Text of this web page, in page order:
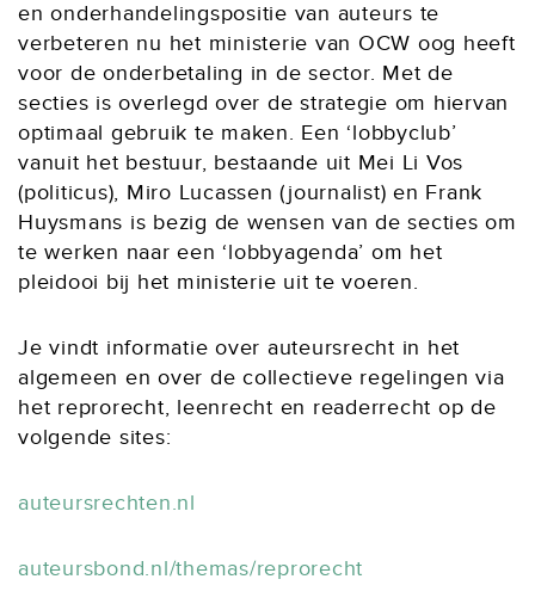
en onderhandelingspositie van auteurs te
verbeteren nu het ministerie van OCW oog heeft
voor de onderbetaling in de sector. Met de
secties is overlegd over de strategie om hiervan
optimaal gebruik te maken. Een ‘lobbyclub’
vanuit het bestuur, bestaande uit Mei Li Vos
(politicus), Miro Lucassen (journalist) en Frank
Huysmans is bezig de wensen van de secties om
te werken naar een ‘lobbyagenda’ om het
pleidooi bij het ministerie uit te voeren.
Je vindt informatie over auteursrecht in het
algemeen en over de collectieve regelingen via
het reprorecht, leenrecht en readerrecht op de
volgende sites:
auteursrechten.nl
auteursbond.nl/themas/reprorecht